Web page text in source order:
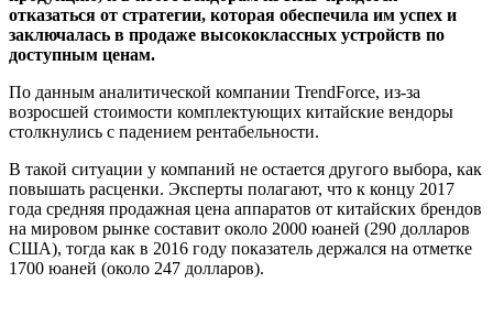
отказаться от стратегии, которая обеспечила им успех и
заключалась в продаже высококлассных устройств по
доступным ценам.
По данным аналитической компании TrendForce, из-за
возросшей стоимости комплектующих китайские вендоры
столкнулись с падением рентабельности.
В такой ситуации у компаний не остается другого выбора, как
повышать расценки. Эксперты полагают, что к концу 2017
года средняя продажная цена аппаратов от китайских брендов
на мировом рынке составит около 2000 юаней (290 долларов
США), тогда как в 2016 году показатель держался на отметке
1700 юаней (около 247 долларов).